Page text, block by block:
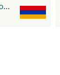
Karen Demirchyan-Komplex